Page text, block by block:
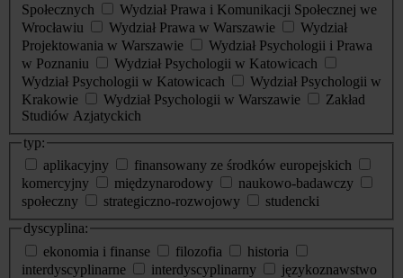
Społecznych
Wydział Prawa i Komunikacji Społecznej we
Wrocławiu
Wydział Prawa w Warszawie
Wydział
Projektowania w Warszawie
Wydział Psychologii i Prawa
w Poznaniu
Wydział Psychologii w Katowicach
Wydział Psychologii w Katowicach
Wydział Psychologii w
Krakowie
Wydział Psychologii w Warszawie
Zakład
Studiów Azjatyckich
typ:
aplikacyjny
finansowany ze środków europejskich
komercyjny
międzynarodowy
naukowo-badawczy
społeczny
strategiczno-rozwojowy
studencki
dyscyplina:
ekonomia i finanse
filozofia
historia
interdyscyplinarne
interdyscyplinarny
językoznawstwo